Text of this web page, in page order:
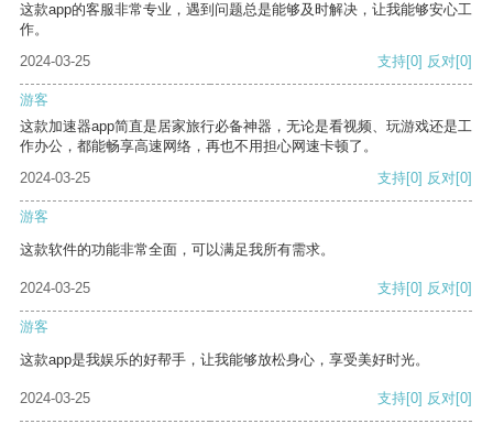
这款app的客服非常专业，遇到问题总是能够及时解决，让我能够安心工
作。
2024-03-25
支持[0] 反对[0]
游客
这款加速器app简直是居家旅行必备神器，无论是看视频、玩游戏还是工
作办公，都能畅享高速网络，再也不用担心网速卡顿了。
2024-03-25
支持[0] 反对[0]
游客
这款软件的功能非常全面，可以满足我所有需求。
2024-03-25 支持[0] 反对[0]
游客
这款app是我娱乐的好帮手，让我能够放松身心，享受美好时光。
2024-03-25 支持[0] 反对[0]